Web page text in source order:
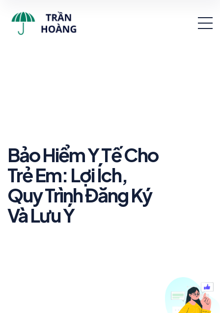
Bảo Hiểm Y Tế Cho
Trẻ Em: Lợi Ích,
Quy Trình Đăng Ký
Và Lưu Ý